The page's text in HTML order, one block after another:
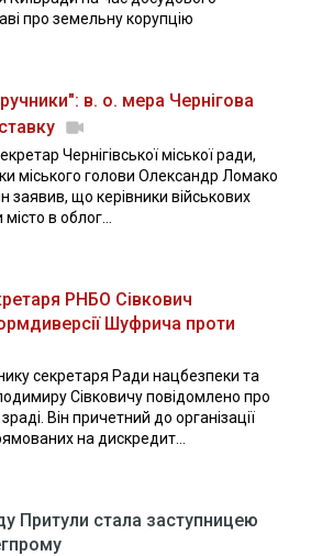
про земельну корупцію
в. о. мера Чернігова
Чернігівської міської ради,
міського голови Олександр Ломако
заявив, що керівники військових
в облог...
РНБО Сівкович
Шуфрича проти
секретаря Ради нацбезпеки та
Сівковичу повідомлено про
Він причетний до організації
на дискредит...
Притули стала заступницею